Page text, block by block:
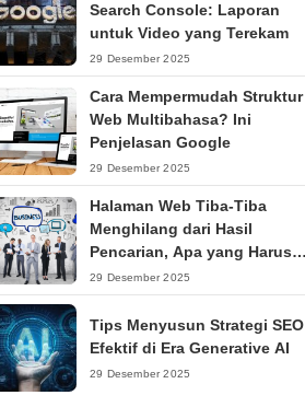
Search Console: Laporan
untuk Video yang Terekam
29 Desember 2025
Cara Mempermudah Struktur
Web Multibahasa? Ini
Penjelasan Google
29 Desember 2025
Halaman Web Tiba-Tiba
Menghilang dari Hasil
Pencarian, Apa yang Harus
Dilakukan?
29 Desember 2025
Tips Menyusun Strategi SEO
Efektif di Era Generative AI
29 Desember 2025